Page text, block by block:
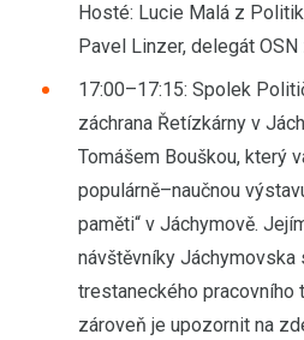
Hosté: Lucie Malá z
Pavel Linzer, delegát
17:00–17:15: Spolek
záchrana Řetízkárny v
Tomášem Bouškou, který
populárně–naučnou
paměti“ v Jáchymově.
návštěvníky Jáchymovska
trestaneckého pracovního
zároveň je upozornit na